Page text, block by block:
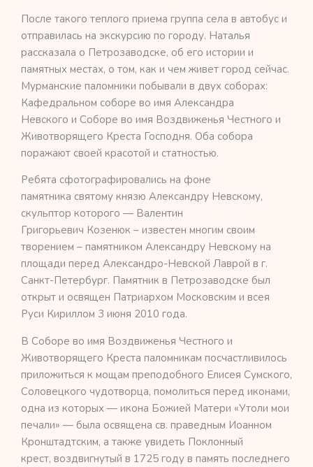
После такого теплого приема группа села в автобус и
отправилась на экскурсию по городу. Наталья
рассказала о Петрозаводске, об его истории и
памятных местах, о том, как и чем живет город сейчас.
Мурманские паломники побывали в двух соборах:
Кафедральном соборе во имя Александра
Невского и Соборе во имя Воздвиженья Честного и
Животворящего Креста Господня. Оба собора
поражают своей красотой и статностью.
Ребята сфотографировались на фоне
памятника святому князю Александру Невскому,
скульптор которого — Валентин
Григорьевич Козенюк – известен многим своим
творением – памятником Александру Невскому на
площади перед Александро-Невской Лаврой в г.
Санкт-Петербург. Памятник в Петрозаводске был
открыт и освящен Патриархом Московским и всея
Руси Кириллом 3 июня 2010 года.
В Соборе во имя Воздвиженья Честного и
Животворящего Креста паломникам посчастливилось
приложиться к мощам преподобного Елисея Сумского,
Соловецкого чудотворца, помолиться перед иконами,
одна из которых — икона Божией Матери «Утоли мои
печали» — была освящена св. праведным Иоанном
Кронштадтским, а также увидеть Поклонный
крест, воздвигнутый в 1725 году в память последнего